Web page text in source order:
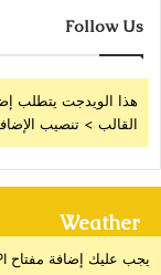
Follow Us
هذا الويدجت يتطلب
القالب > تنصيب
Weather
يجب عليك إضافة مفتاح API للطقس من خلال صفحة إعدادات القالب > الدمج